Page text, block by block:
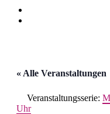
« Alle Veranstaltungen
Veranstaltungsserie:
Uhr